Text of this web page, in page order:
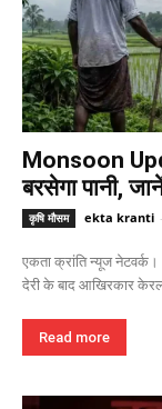
Monsoon
बरसेगा पानी,
कृषि मौसम ekta kranti -
एकता क्रांति न्यूज
देरी के बाद आखिरकार
Read more